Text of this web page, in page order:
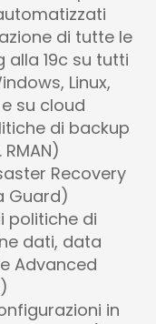
di tutte le
alla 19c su tutti
Linux,
su cloud
di backup
Recovery
Guard)
politiche di
dati, data
Advanced
in